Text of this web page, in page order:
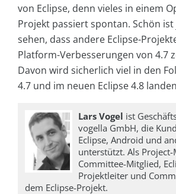
von ­Eclipse, denn vieles in einem
Projekt passiert spontan. Schön
sehen, dass andere ­Eclipse-
Platform-Verbesserungen von 4.7
Davon wird sicherlich viel in den
4.7 und im neuen Eclipse 4.8
Lars Vogel ist
vogella GmbH, die
Eclipse, Android und
unterstützt. Als
Committee-Mitglied,
Projektleiter und
dem Eclipse-Projekt.